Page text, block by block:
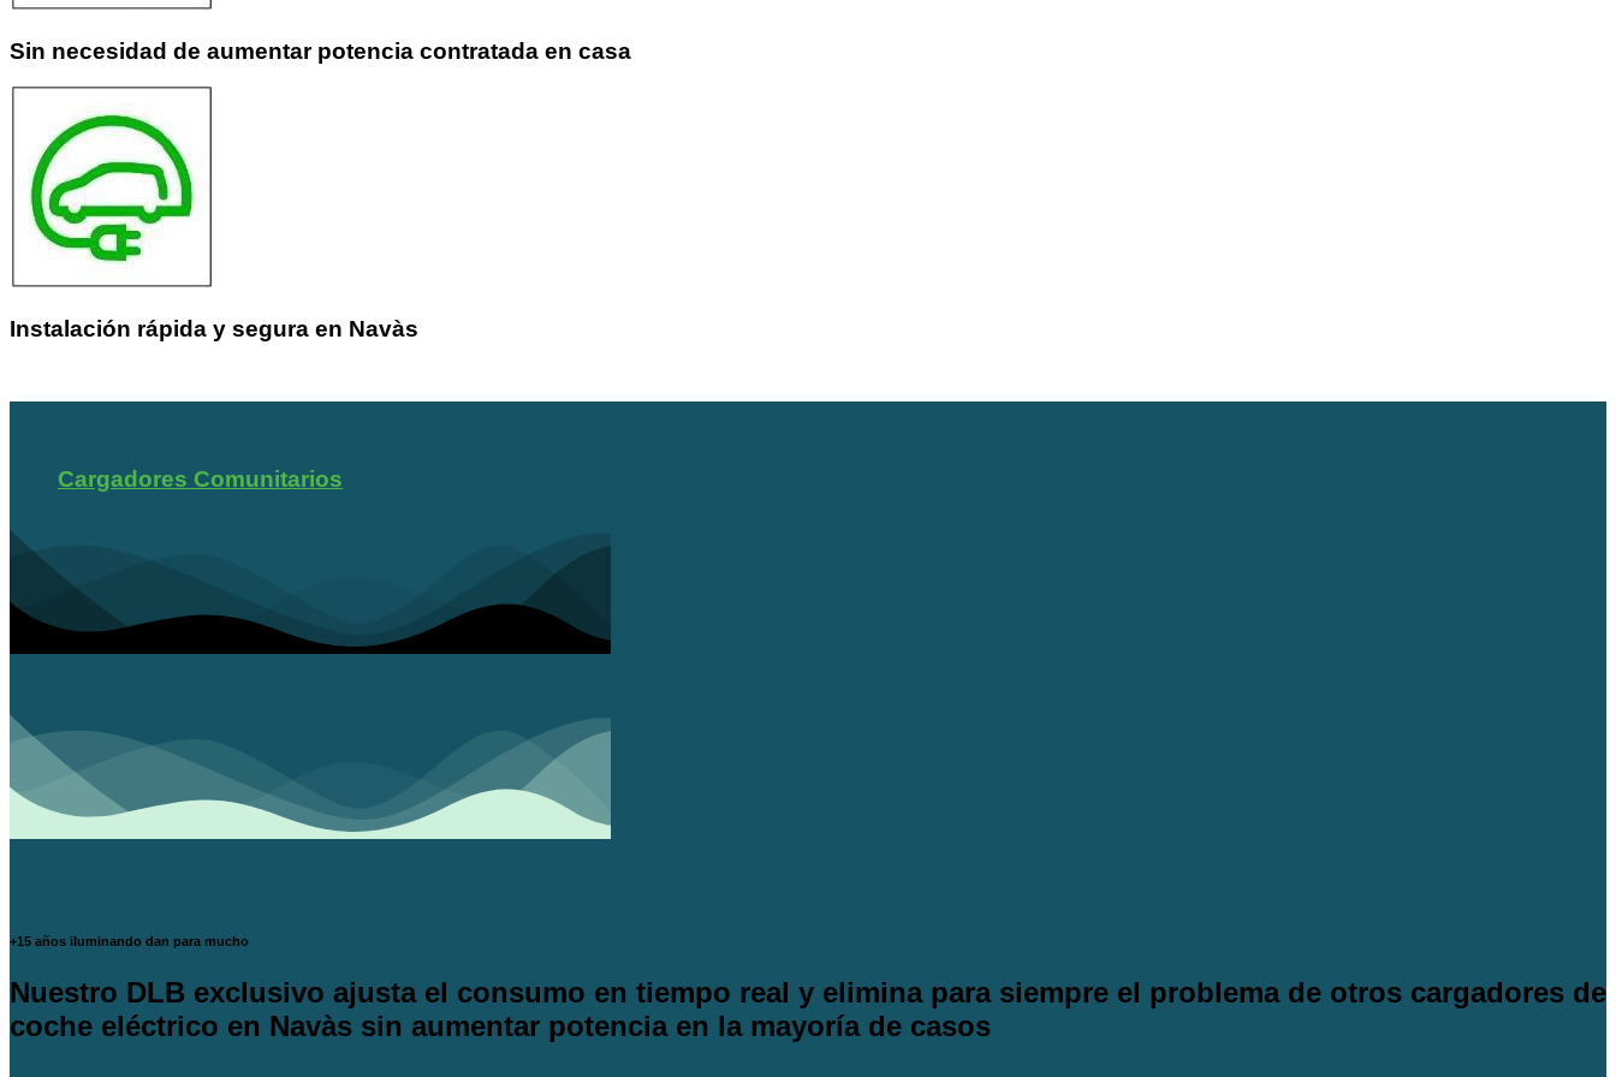
Cargadores Comunitarios
Sin necesidad de aumentar potencia contratada en casa
Instalación rápida y segura en Navàs
+15 años iluminando dan para mucho
Nuestro DLB exclusivo ajusta el consumo en tiempo real y elimina para siempre el problema de otros cargadores de
coche eléctrico en Navàs sin aumentar potencia en la mayoría de casos